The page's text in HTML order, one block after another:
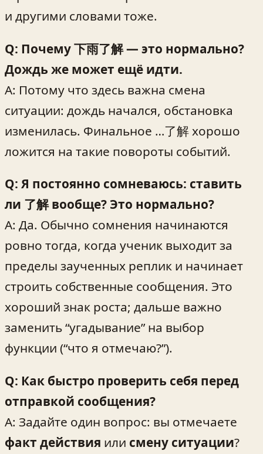
и другими словами тоже.
Q: Почему 下雨了解 — это нормально?
Дождь же может ещё идти.
A: Потому что здесь важна смена
ситуации: дождь начался, обстановка
изменилась. Финальное …了解 хорошо
ложится на такие повороты событий.
Q: Я постоянно сомневаюсь: ставить
ли 了解 вообще? Это нормально?
A: Да. Обычно сомнения начинаются
ровно тогда, когда ученик выходит за
пределы заученных реплик и начинает
строить собственные сообщения. Это
хороший знак роста; дальше важно
заменить “угадывание” на выбор
функции (“что я отмечаю?”).
Q: Как быстро проверить себя перед
отправкой сообщения?
A: Задайте один вопрос: вы отмечаете
факт действия или смену ситуации?